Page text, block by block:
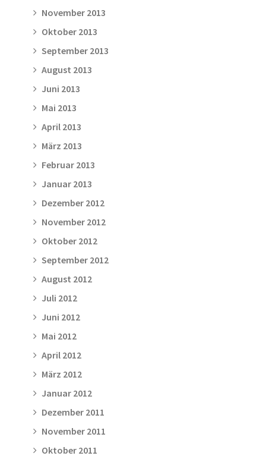
November 2013
Oktober 2013
September 2013
August 2013
Juni 2013
Mai 2013
April 2013
März 2013
Februar 2013
Januar 2013
Dezember 2012
November 2012
Oktober 2012
September 2012
August 2012
Juli 2012
Juni 2012
Mai 2012
April 2012
März 2012
Januar 2012
Dezember 2011
November 2011
Oktober 2011